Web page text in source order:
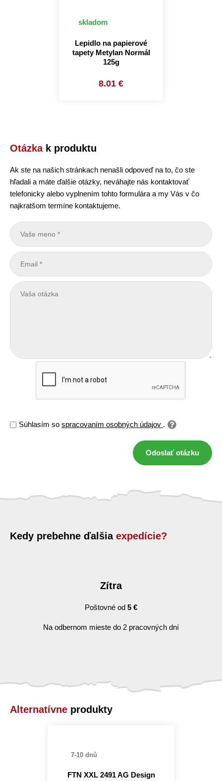
skladom
Lepidlo na papierové
tapety Metylan Normál
125g
8.01 €
Otázkak produktu
Ak ste na našich stránkach nenašli odpoveď na to, čo ste
hľadali a máte ďalšie otázky, neváhajte nás kontaktovať
telefonicky alebo vyplnením tohto formulára a my Vás v čo
najkratšom termíne kontaktujeme.
Súhlasím so spracovaním osobných údajov .
Odoslať otázku
Kedy prebehne ďalšia expedície?
Zítra
Poštovné od 5 €
Na odbernom mieste do 2 pracovných dní
Alternatívne produkty
7-10 dnů
FTN XXL 2491 AG Design